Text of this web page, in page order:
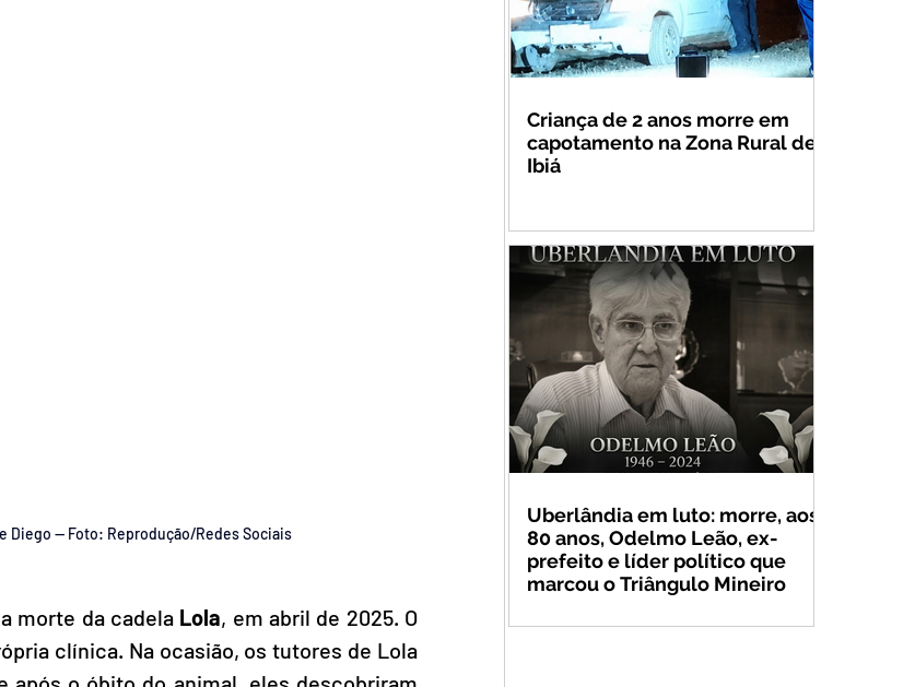
Diego — Foto: Reprodução/Redes Sociais
morte da cadela Lola, em abril de 2025. O
clínica. Na ocasião, os tutores de Lola
Criança de 2 anos morre em
capotamento na Zona Rural de
Ibiá
Uberlândia em luto: morre, aos
80 anos, Odelmo Leão, ex-
prefeito e líder político que
marcou o Triângulo Mineiro